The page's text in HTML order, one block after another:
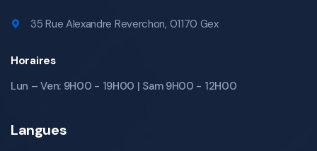
35 Rue Alexandre Reverchon, 01170 Gex
Horaires
Lun – Ven: 9H00 - 19H00 | Sam 9H00 - 12H00
Langues